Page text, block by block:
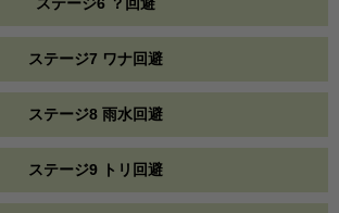
ステージ7 ワナ回避
ステージ8 雨水回避
ステージ9 トリ回避